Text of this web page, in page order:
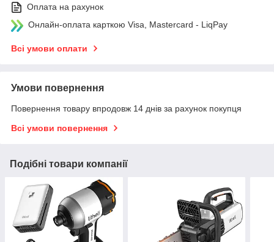
Оплата на рахунок
Онлайн-оплата карткою Visa, Mastercard - LiqPay
Всі умови оплати
Умови повернення
Повернення товару впродовж 14 днів за рахунок покупця
Всі умови повернення
Подібні товари компанії